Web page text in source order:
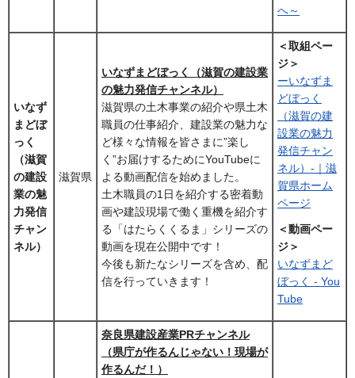
へ～
いなず
まどぼ
っく
（滋賀
の建設
業の魅
力発信
チャン
ネル）
滋賀県
いなずまどぼっく（滋賀の建設業
の魅力発信チャンネル）
滋賀県の土木事業の紹介や県土木
職員の仕事紹介、建設業の魅力な
ど様々な情報を皆さまに”楽し
く”お届けするためにYouTubeに
よる動画配信を始めました。
土木職員の1日を紹介する密着動
画や建設現場で働く重機を紹介す
る「はたらくくるま」シリーズの
動画を現在公開中です！
今後も新たなシリーズを含め、配
信を行っていきます！
＜取組ペー
ジ＞
ーいなずま
どぼっく
（滋賀の建
設業の魅力
発信チャン
ネル）-｜滋
賀県ホーム
ページ
＜動画ペー
ジ＞
いなずまど
ぼっく - You
Tube
奈良県建設産業PRチャンネル
（県庁が作るんじゃない！現場が
作るんだ！）